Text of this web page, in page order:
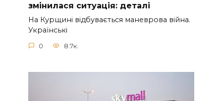
змінилася ситуація: деталі
На Курщині відбувається маневрова війна.
Українські
0 8.7к.